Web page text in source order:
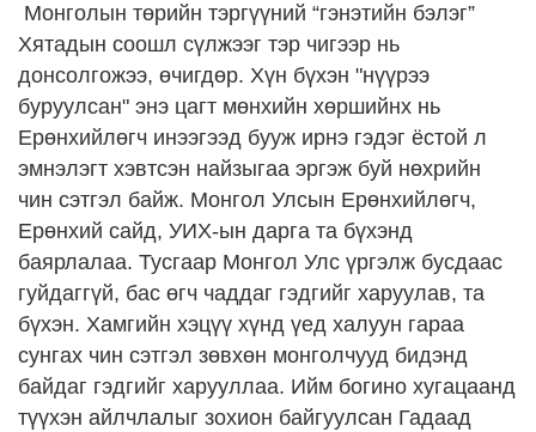
Монголын төрийн тэргүүний “гэнэтийн бэлэг”
Хятадын соошл сүлжээг тэр чигээр нь
донсолгожээ, өчигдөр. Хүн бүхэн "нүүрээ
буруулсан" энэ цагт мөнхийн хөршийнх нь
Ерөнхийлөгч инээгээд бууж ирнэ гэдэг ёстой л
эмнэлэгт хэвтсэн найзыгаа эргэж буй нөхрийн
чин сэтгэл байж. Монгол Улсын Ерөнхийлөгч,
Ерөнхий сайд, УИХ-ын дарга та бүхэнд
баярлалаа. Тусгаар Монгол Улс үргэлж бусдаас
гуйдаггүй, бас өгч чаддаг гэдгийг харуулав, та
бүхэн. Хамгийн хэцүү хүнд үед халуун гараа
сунгах чин сэтгэл зөвхөн монголчууд бидэнд
байдаг гэдгийг харууллаа. Ийм богино хугацаанд
түүхэн айлчлалыг зохион байгуулсан Гадаад